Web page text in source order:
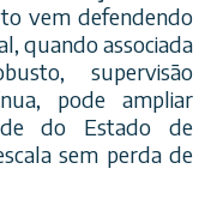
vem defendendo
quando associada
supervisão
pode ampliar
do Estado de
sem perda de